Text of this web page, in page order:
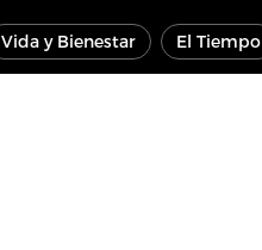
Vida y Bienestar El Tiempo